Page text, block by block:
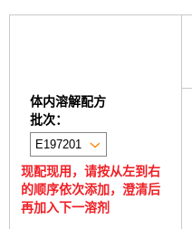
体内溶解配方
批次：
现配现用，请按从左到右
的顺序依次添加，澄清后
再加入下一溶剂